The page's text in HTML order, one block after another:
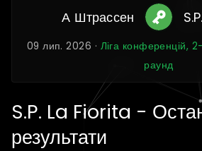
А Штрассен
09 лип. 2026 · Ліга конференцій,
раунд
S.P. La Fiorita -
результати